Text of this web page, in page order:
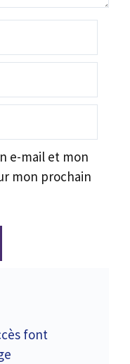
e-mail et mon
mon prochain
font